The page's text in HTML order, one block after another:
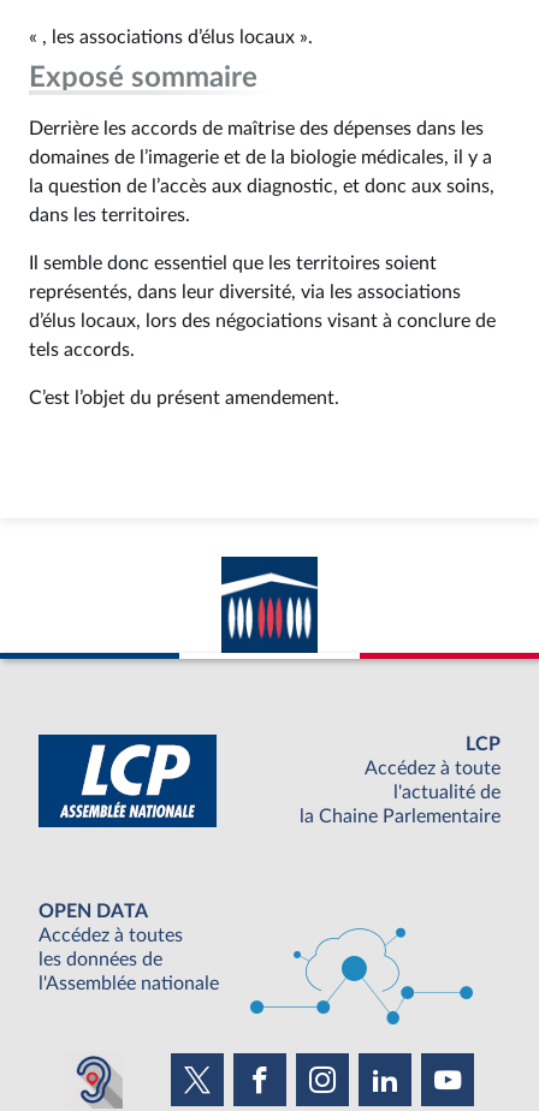
« , les associations d’élus locaux ».
Exposé sommaire
Derrière les accords de maîtrise des dépenses dans les
domaines de l’imagerie et de la biologie médicales, il y a
la question de l’accès aux diagnostic, et donc aux soins,
dans les territoires.
Il semble donc essentiel que les territoires soient
représentés, dans leur diversité, via les associations
d’élus locaux, lors des négociations visant à conclure de
tels accords.
C’est l’objet du présent amendement.
LCP
Accédez à toute
l'actualité de
la Chaine Parlementaire
OPEN DATA
Accédez à toutes
les données de
l'Assemblée nationale